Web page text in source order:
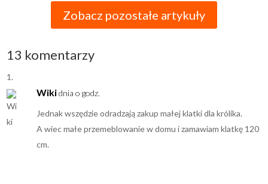
Zobacz pozostałe artykuły
13 komentarzy
Wikidnia o godz.
Jednak wszędzie odradzają zakup małej klatki dla królika.
A wiec małe przemeblowanie w domu i zamawiam klatkę 120
cm.